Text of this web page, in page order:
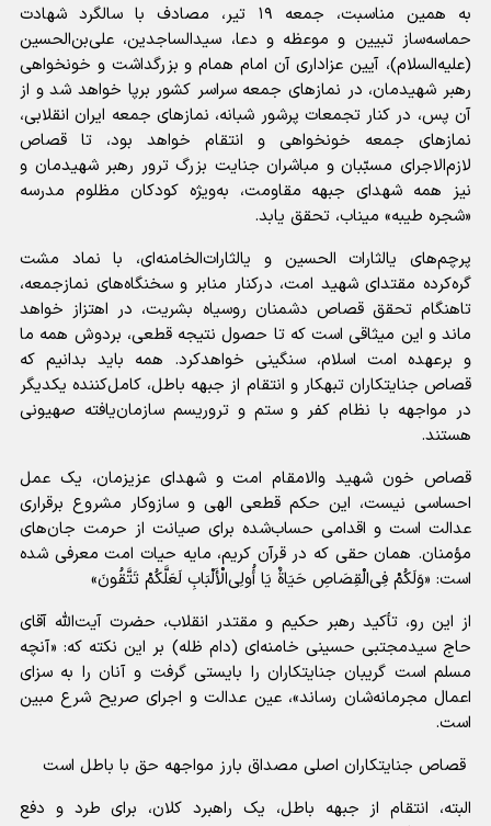
به همین مناسبت، جمعه ۱۹ تیر، مصادف با سالگرد شهادت
حماسه‌ساز تبیین و موعظه و دعا، سیدالساجدین، علی‌بن‌الحسین
(علیه‌السلام)، آیین عزاداری آن امام همام و بزرگداشت و خونخواهی
رهبر شهیدمان، در نمازهای جمعه سراسر کشور برپا خواهد شد و از
آن پس، در کنار تجمعات پرشور شبانه، نمازهای جمعه ایران انقلابی،
نمازهای جمعه خونخواهی و انتقام خواهد بود، تا قصاص
لازم‌الاجرای مسبّبان و مباشران جنایت بزرگ ترور رهبر شهیدمان و
نیز همه شهدای جبهه مقاومت، به‌ویژه کودکان مظلوم مدرسه
«شجره طیبه» میناب، تحقق یابد.
پرچم‌های یالثارات الحسین و یالثارات‌الخامنه‌ای، با نماد مشت
گره‌کرده مقتدای شهید امت، درکنار منابر و سخنگاه‌های نمازجمعه،
تاهنگام تحقق قصاص دشمنان روسیاه بشریت، در اهتزاز خواهد
ماند و این میثاقی است که تا حصول نتیجه قطعی، بردوش همه ما
و برعهده امت اسلام، سنگینی خواهدکرد. همه باید بدانیم که
قصاص جنایتکاران تبهکار و انتقام از جبهه باطل، کامل‌کننده یکدیگر
در مواجهه با نظام کفر و ستم و تروریسم سازمان‌یافته صهیونی
هستند.
قصاص خون شهید والامقام امت و شهدای عزیزمان، یک عمل
احساسی نیست، این حکم قطعی الهی و سازوکار مشروع برقراری
عدالت است و اقدامی حساب‌شده برای صیانت از حرمت جان‌های
مؤمنان. همان حقی که در قرآن کریم، مایه حیات امت معرفی شده
است: «وَلَکُمْ فِی‌الْقِصَاصِ حَیَاةٌ یَا أُولِی‌الْأَلْبَابِ لَعَلَّکُمْ تَتَّقُونَ»
از این رو، تأکید رهبر حکیم و مقتدر انقلاب، حضرت آیت‌الله آقای
حاج سیدمجتبی حسینی خامنه‌ای (دام ظله) بر این نکته که: «آنچه
مسلم است گریبان جنایتکاران را بایستی گرفت و آنان را به سزای
اعمال مجرمانه‌شان رساند»، عین عدالت و اجرای صریح شرع مبین
است.
قصاص جنایتکاران اصلی مصداق بارز مواجهه حق با باطل است
البته، انتقام از جبهه باطل، یک راهبرد کلان، برای طرد و دفع